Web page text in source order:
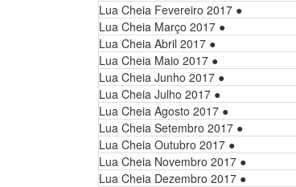
Lua Cheia Fevereiro 2017 ●
Lua Cheia Março 2017 ●
Lua Cheia Abril 2017 ●
Lua Cheia Maio 2017 ●
Lua Cheia Junho 2017 ●
Lua Cheia Julho 2017 ●
Lua Cheia Agosto 2017 ●
Lua Cheia Setembro 2017 ●
Lua Cheia Outubro 2017 ●
Lua Cheia Novembro 2017 ●
Lua Cheia Dezembro 2017 ●